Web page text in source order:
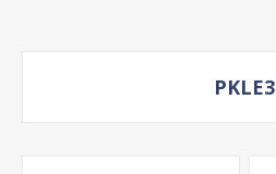
PKLE3